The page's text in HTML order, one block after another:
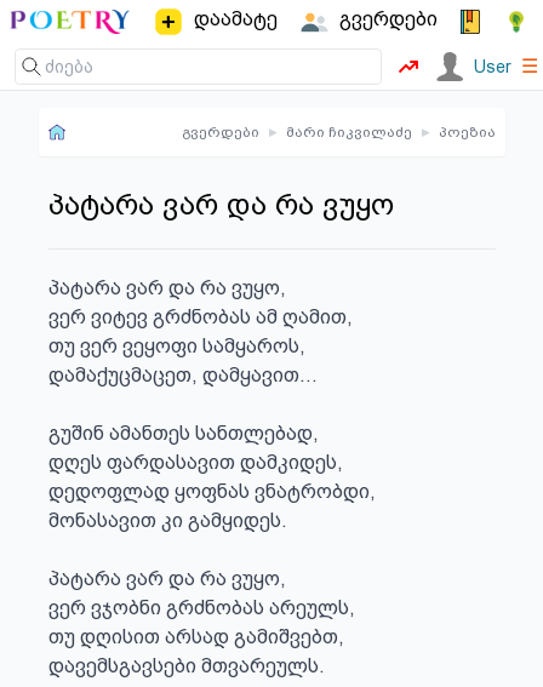
დაამატე გვერდები
User ☰
გვერდები ▸ მარი ჩიკვილაძე ▸ პოეზია
პატარა ვარ და რა ვუყო
პატარა ვარ და რა ვუყო,
ვერ ვიტევ გრძნობას ამ ღამით,
თუ ვერ ვეყოფი სამყაროს,
დამაქუცმაცეთ, დამყავით...
გუშინ ამანთეს სანთლებად,
დღეს ფარდასავით დამკიდეს,
დედოფლად ყოფნას ვნატრობდი,
მონასავით კი გამყიდეს.
პატარა ვარ და რა ვუყო,
ვერ ვჯობნი გრძნობას არეულს,
თუ დღისით არსად გამიშვებთ,
დავემსგავსები მთვარეულს.